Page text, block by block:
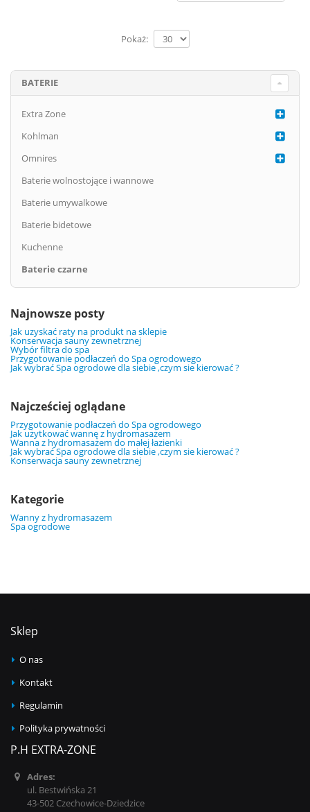
Pokaż:
BATERIE
Extra Zone
Kohlman
Omnires
Baterie wolnostojące i wannowe
Baterie umywalkowe
Baterie bidetowe
Kuchenne
Baterie czarne
Najnowsze posty
Jak uzyskać raty na produkt na sklepie
Konserwacja sauny zewnetrznej
Wybór filtra do spa
Przygotowanie podłaczeń do Spa ogrodowego
Jak wybrać Spa ogrodowe dla siebie ,czym sie kierować ?
Najcześciej oglądane
Przygotowanie podłaczeń do Spa ogrodowego
Jak użytkować wannę z hydromasażem
Wanna z hydromasażem do małej łazienki
Jak wybrać Spa ogrodowe dla siebie ,czym sie kierować ?
Konserwacja sauny zewnetrznej
Kategorie
Wanny z hydromasazem
Spa ogrodowe
Sklep
O nas
Kontakt
Regulamin
Polityka prywatności
P.H EXTRA-ZONE
Adres:
ul. Bestwińska 21
43-502 Czechowice-Dziedzice